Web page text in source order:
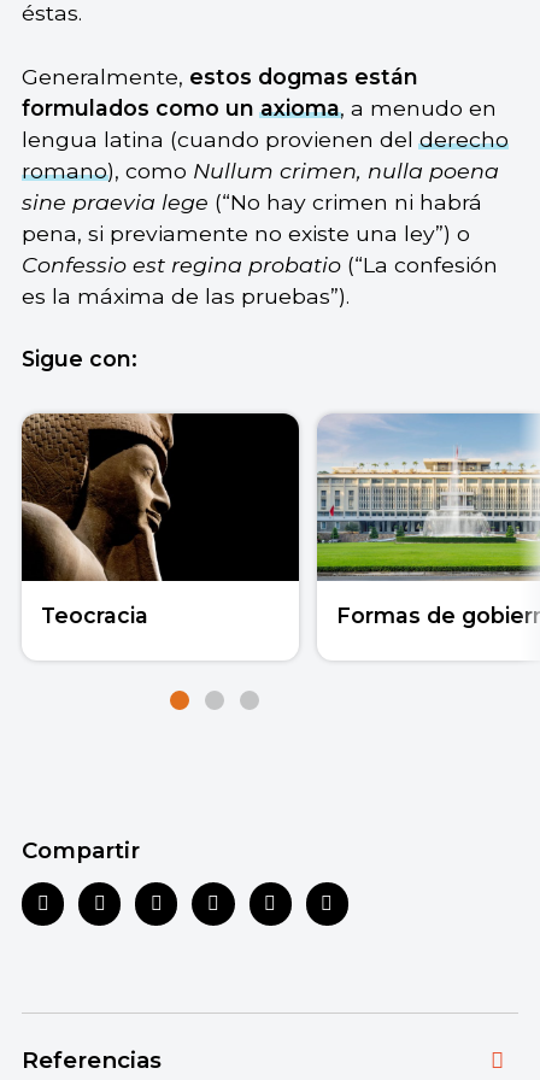
éstas.
Generalmente, estos dogmas están
formulados como unaxioma, a menudo en
lengua latina (cuando provienen delderecho
romano), como Nullum crimen, nulla poena
sine praevia lege (“No hay crimen ni habrá
pena, si previamente no existe una ley”) o
Confessio est regina probatio(“La confesión
es la máxima de las pruebas”).
Sigue con:
Teocracia Formas de
Compartir
Referencias